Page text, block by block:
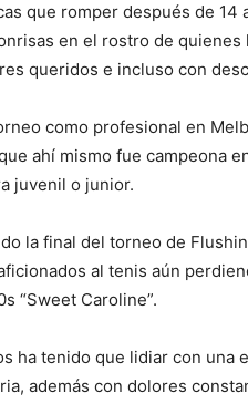
que romper después de
en el rostro de
queridos e incluso con
como profesional en
ahí mismo fue campeona
juvenil o junior.
la final del torneo de
al tenis aún
“Sweet Caroline”.
ha tenido que lidiar con
además con dolores